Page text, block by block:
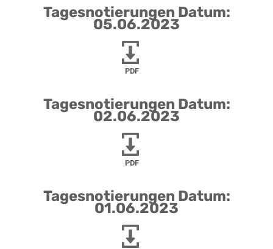
Tagesnotierungen Datum:
05.06.2023
PDF
Tagesnotierungen Datum:
02.06.2023
PDF
Tagesnotierungen Datum:
01.06.2023